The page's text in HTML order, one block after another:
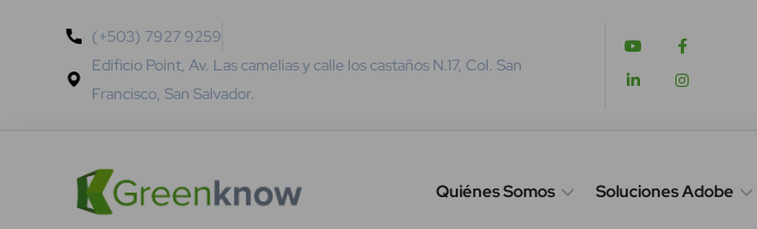
(+503) 7927 9259
Edificio Point, Av. Las camelias y calle los castaños N.17, Col. San
Francisco, San Salvador.
Quiénes Somos Soluciones Adobe